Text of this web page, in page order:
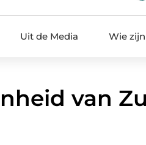
Uit de Media Wie
van